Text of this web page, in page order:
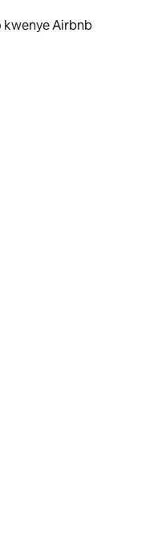
kwenye Airbnb